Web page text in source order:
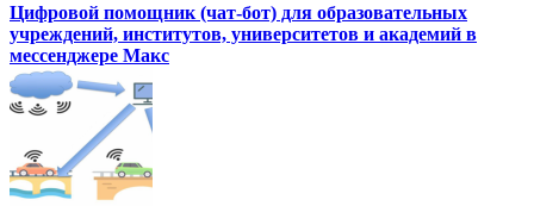
Цифровой помощник (чат-бот) для образовательных
учреждений, институтов, университетов и академий в
мессенджере Макс